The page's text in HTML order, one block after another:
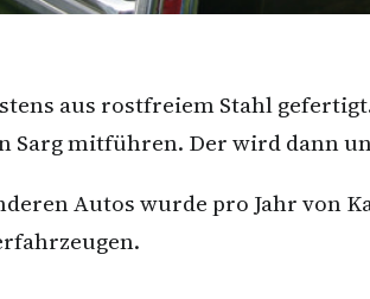
aus rostfreiem Stahl
Sarg mitführen. Der wird dann
Autos wurde pro Jahr von